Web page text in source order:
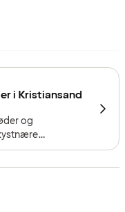
i Kristiansand
og
og et varieret